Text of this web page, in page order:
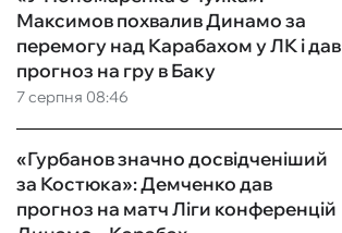
7 серпня 08:46
Максимов похвалив Динамо за
перемогу над Карабахом у ЛК і дав
прогноз на гру в Баку
«Гурбанов значно досвідченіший
за Костюка»: Демченко дав
прогноз на матч Ліги конференцій